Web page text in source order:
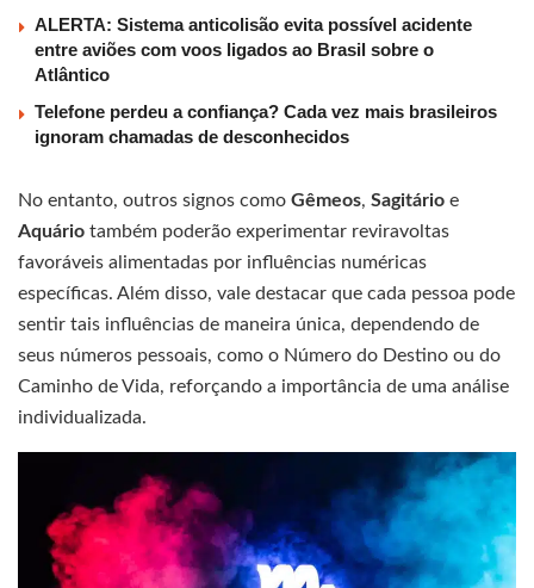
ALERTA: Sistema anticolisão evita possível acidente
entre aviões com voos ligados ao Brasil sobre o
Atlântico
Telefone perdeu a confiança? Cada vez mais brasileiros
ignoram chamadas de desconhecidos
No entanto, outros signos como Gêmeos, Sagitário e
Aquário também poderão experimentar reviravoltas
favoráveis alimentadas por influências numéricas
específicas. Além disso, vale destacar que cada pessoa pode
sentir tais influências de maneira única, dependendo de
seus números pessoais, como o Número do Destino ou do
Caminho de Vida, reforçando a importância de uma análise
individualizada.